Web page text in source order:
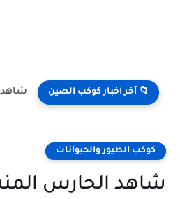
📁 آخر اخبار كوكب الصين
كوكب الطيور والحيوانات
شاهد الحارس